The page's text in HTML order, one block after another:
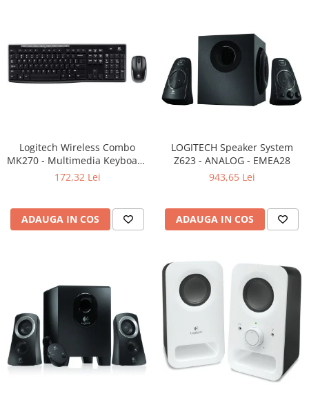
Logitech Wireless Combo
MK270 - Multimedia Keyboard
+ Mouse, Black
172,32 Lei
ADAUGA IN COS
LOGITECH Speaker System
Z623 - ANALOG - EMEA28
943,65 Lei
ADAUGA IN COS